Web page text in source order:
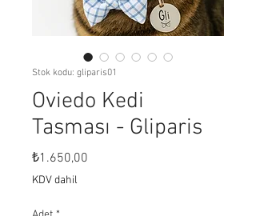
Stok kodu: gliparis01
Oviedo Kedi
Tasması - Gliparis
₺1.650,00
KDV dahil